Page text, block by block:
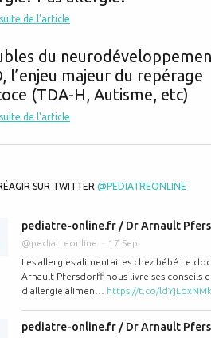
médicaments (bébé nourri au sein)
de l'article
du
l’enjeu majeur du repérage
(TDA-H, Autisme, etc)
de l'article
SUR TWITTER @PEDIATREONLINE
pediatre-online.fr / Dr Arnault
@pediatreonline
17 Sep
Les allergies alimentaires chez bébé Le
Arnault Pfersdorff nous livre ses conseils
d’allergie alimen… https://t.co/ldYjLdxNMk
pediatre-online.fr / Dr Arnault